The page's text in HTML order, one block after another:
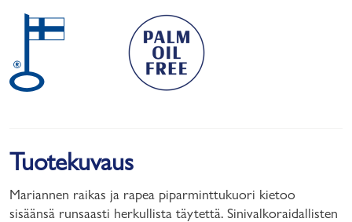
Tuotekuvaus
Mariannen raikas ja rapea piparminttukuori kietoo
sisäänsä runsaasti herkullista täytettä. Sinivalkoraidallisten